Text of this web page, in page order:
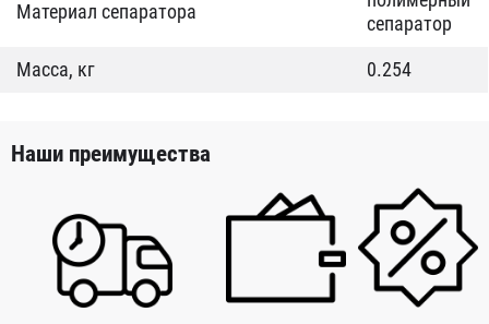
Материал сепаратора
сепаратор
Масса, кг
0.254
Наши преимущества